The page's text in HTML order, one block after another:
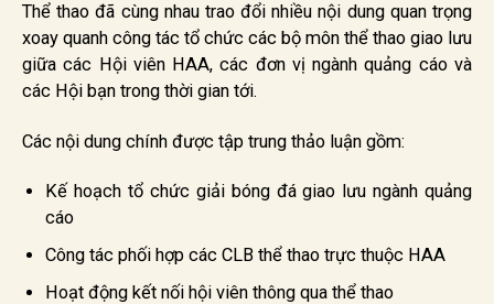
Thể thao đã cùng nhau trao đổi nhiều nội dung quan trọng
xoay quanh công tác tổ chức các bộ môn thể thao giao lưu
giữa các Hội viên HAA, các đơn vị ngành quảng cáo và
các Hội bạn trong thời gian tới.
Các nội dung chính được tập trung thảo luận gồm:
Kế hoạch tổ chức giải bóng đá giao lưu ngành quảng
cáo
Công tác phối hợp các CLB thể thao trực thuộc HAA
Hoạt động kết nối hội viên thông qua thể thao